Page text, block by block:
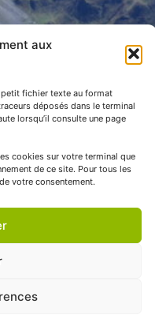
aux
petit fichier texte au format
déposés dans le terminal
lorsqu’il consulte une page
cookies sur votre terminal que
de ce site. Pour tous les
votre consentement.
© 1970 - 2023 | Une
de communication